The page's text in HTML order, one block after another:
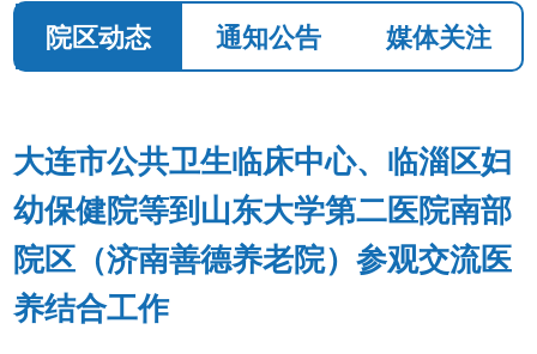
院区动态 通知公告 媒体关注
大连市公共卫生临床中心、临淄区妇
幼保健院等到山东大学第二医院南部
院区（济南善德养老院）参观交流医
养结合工作